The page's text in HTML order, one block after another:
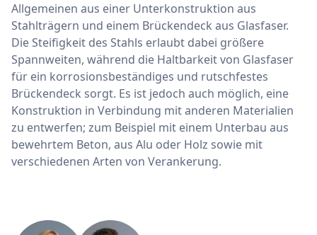
Allgemeinen aus einer Unterkonstruktion aus
Stahlträgern und einem Brückendeck aus Glasfaser.
Die Steifigkeit des Stahls erlaubt dabei größere
Spannweiten, während die Haltbarkeit von Glasfaser
für ein korrosionsbeständiges und rutschfestes
Brückendeck sorgt. Es ist jedoch auch möglich, eine
Konstruktion in Verbindung mit anderen Materialien
zu entwerfen; zum Beispiel mit einem Unterbau aus
bewehrtem Beton, aus Alu oder Holz sowie mit
verschiedenen Arten von Verankerung.